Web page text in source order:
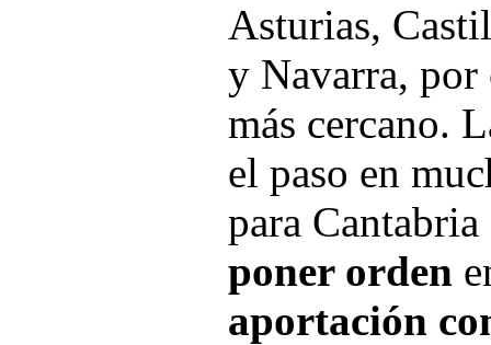
Asturias,
y Navarra, por
más cercano.
el paso en
para
poner orden
aportación